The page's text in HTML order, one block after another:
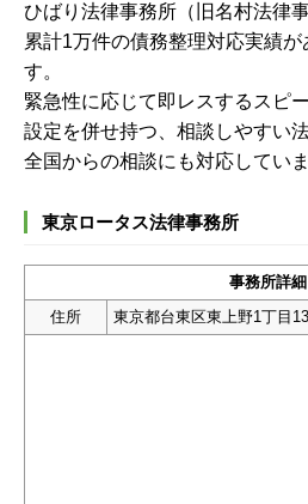
ひばり法律事務所（旧名村法律
累計1万件の債務整理対応実績
す。
緊急性に応じて即レスするスピ
設定を併せ持つ、相談しやすい
全国からの相談にも対応していま
東京ロータス法律事務所
事務所詳細
住所
東京都台東区東上野1丁目